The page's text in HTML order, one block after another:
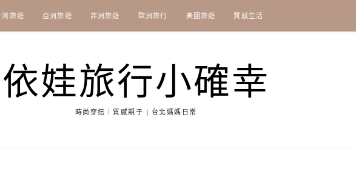
灣旅遊 亞洲旅遊 非洲旅遊 歐洲旅行 美國旅遊 質感生活
依娃旅行小確幸
時尚穿搭｜質感親子 | 台北媽媽日常